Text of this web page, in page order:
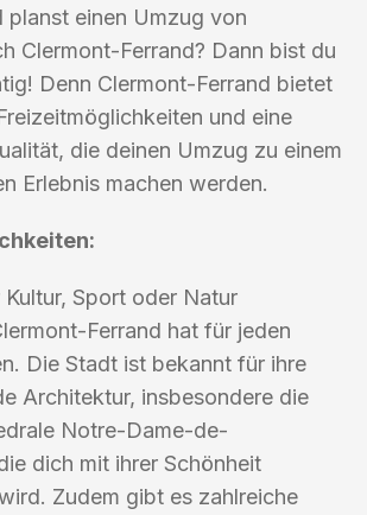
planst einen Umzug von
Clermont-Ferrand? Dann bist du
Denn Clermont-Ferrand bietet
und eine
die deinen Umzug zu einem
Erlebnis machen werden.
Sport oder Natur
Ferrand hat für jeden
Die Stadt ist bekannt für ihre
Architektur, insbesondere die
Notre-Dame-de-
dich mit ihrer Schönheit
Zudem gibt es zahlreiche